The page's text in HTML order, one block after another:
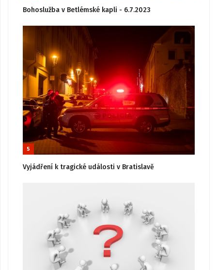
Bohoslužba v Betlémské kapli - 6.7.2023
5
Vyjádření k tragické události v Bratislavě